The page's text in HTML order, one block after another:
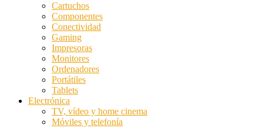
Cartuchos
Componentes
Conectividad
Gaming
Impresoras
Monitores
Ordenadores
Portátiles
Tablets
Electrónica
TV, vídeo y home cinema
Móviles y telefonía